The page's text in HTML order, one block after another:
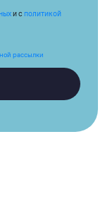
и с политикой
рассылки